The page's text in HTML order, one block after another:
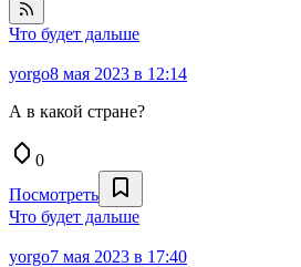
Что будет дальше
yorgo8 мая 2023 в 12:14
А в какой стране?
0
Посмотреть
Что будет дальше
yorgo7 мая 2023 в 17:40